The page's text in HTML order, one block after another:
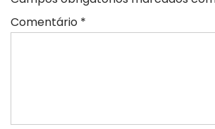
Comentário *